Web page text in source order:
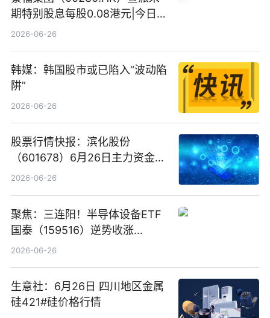
期特别股息每股0.08港元|今日快
看
2026-06-26
韩媒：韩国股市或已陷入“波动陷
阱”
2026-06-26
股票行情快报：滨化股份
（601678）6月26日主力资金净
卖出5964.34万元
2026-06-26
聚焦：三连阳！半导体设备ETF
国泰（159516）逆势收涨
3.5%，近10日累计净流入超65
2026-06-26
生意社：6月26日 四川地区金属
硅421#硅价格行情